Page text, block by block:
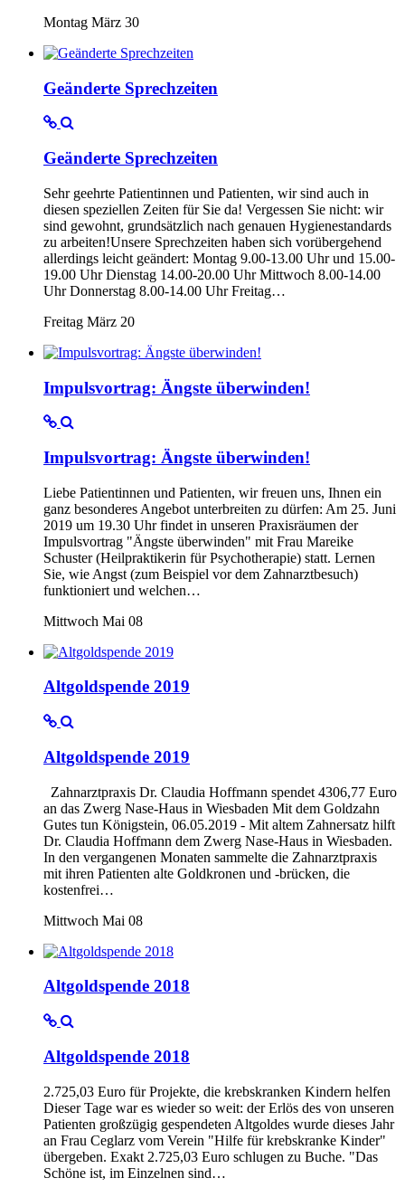
Montag März 30
Geänderte Sprechzeiten
Geänderte Sprechzeiten
Sehr geehrte Patientinnen und Patienten, wir sind auch in
diesen speziellen Zeiten für Sie da! Vergessen Sie nicht: wir
sind gewohnt, grundsätzlich nach genauen Hygienestandards
zu arbeiten!Unsere Sprechzeiten haben sich vorübergehend
allerdings leicht geändert: Montag 9.00-13.00 Uhr und 15.00-
19.00 Uhr Dienstag 14.00-20.00 Uhr Mittwoch 8.00-14.00
Uhr Donnerstag 8.00-14.00 Uhr Freitag…
Freitag März 20
Impulsvortrag: Ängste überwinden!
Impulsvortrag: Ängste überwinden!
Liebe Patientinnen und Patienten, wir freuen uns, Ihnen ein
ganz besonderes Angebot unterbreiten zu dürfen: Am 25. Juni
2019 um 19.30 Uhr findet in unseren Praxisräumen der
Impulsvortrag "Ängste überwinden" mit Frau Mareike
Schuster (Heilpraktikerin für Psychotherapie) statt. Lernen
Sie, wie Angst (zum Beispiel vor dem Zahnarztbesuch)
funktioniert und welchen…
Mittwoch Mai 08
Altgoldspende 2019
Altgoldspende 2019
Zahnarztpraxis Dr. Claudia Hoffmann spendet 4306,77 Euro
an das Zwerg Nase-Haus in Wiesbaden Mit dem Goldzahn
Gutes tun Königstein, 06.05.2019 - Mit altem Zahnersatz hilft
Dr. Claudia Hoffmann dem Zwerg Nase-Haus in Wiesbaden.
In den vergangenen Monaten sammelte die Zahnarztpraxis
mit ihren Patienten alte Goldkronen und -brücken, die
kostenfrei…
Mittwoch Mai 08
Altgoldspende 2018
Altgoldspende 2018
2.725,03 Euro für Projekte, die krebskranken Kindern helfen
Dieser Tage war es wieder so weit: der Erlös des von unseren
Patienten großzügig gespendeten Altgoldes wurde dieses Jahr
an Frau Ceglarz vom Verein "Hilfe für krebskranke Kinder"
übergeben. Exakt 2.725,03 Euro schlugen zu Buche. "Das
Schöne ist, im Einzelnen sind…